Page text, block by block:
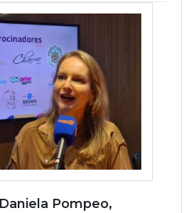
Pompeo,